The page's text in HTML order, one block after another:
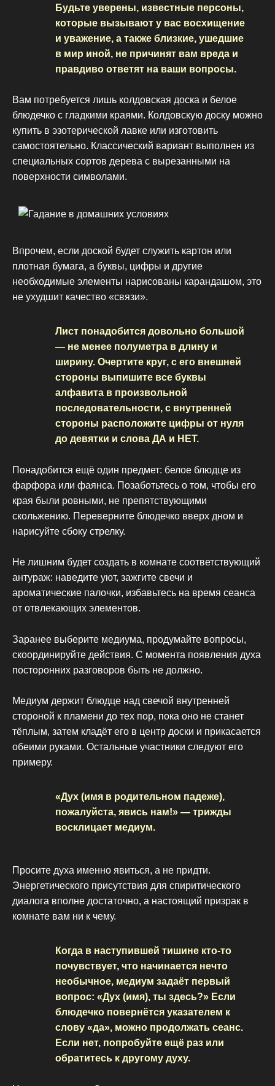
Будьте уверены, известные персоны,
которые вызывают у вас восхищение
и уважение, а также близкие, ушедшие
в мир иной, не причинят вам вреда и
правдиво ответят на ваши вопросы.
Вам потребуется лишь колдовская доска и белое
блюдечко с гладкими краями. Колдовскую доску можно
купить в эзотерической лавке или изготовить
самостоятельно. Классический вариант выполнен из
специальных сортов дерева с вырезанными на
поверхности символами.
Впрочем, если доской будет служить картон или
плотная бумага, а буквы, цифры и другие
необходимые элементы нарисованы карандашом, это
не ухудшит качество «связи».
Лист понадобится довольно большой
— не менее полуметра в длину и
ширину. Очертите круг, с его внешней
стороны выпишите все буквы
алфавита в произвольной
последовательности, с внутренней
стороны расположите цифры от нуля
до девятки и слова ДА и НЕТ.
Понадобится ещё один предмет: белое блюдце из
фарфора или фаянса. Позаботьтесь о том, чтобы его
края были ровными, не препятствующими
скольжению. Переверните блюдечко вверх дном и
нарисуйте сбоку стрелку.
Не лишним будет создать в комнате соответствующий
антураж: наведите уют, зажгите свечи и
ароматические палочки, избавьтесь на время сеанса
от отвлекающих элементов.
Заранее выберите медиума, продумайте вопросы,
скоординируйте действия. С момента появления духа
посторонних разговоров быть не должно.
Медиум держит блюдце над свечой внутренней
стороной к пламени до тех пор, пока оно не станет
тёплым, затем кладёт его в центр доски и прикасается
обеими руками. Остальные участники следуют его
примеру.
«Дух (имя в родительном падеже),
пожалуйста, явись нам!» — трижды
восклицает медиум.
Просите духа именно явиться, а не придти.
Энергетического присутствия для спиритического
диалога вполне достаточно, а настоящий призрак в
комнате вам ни к чему.
Когда в наступившей тишине кто-то
почувствует, что начинается нечто
необычное, медиум задаёт первый
вопрос: «Дух (имя), ты здесь?» Если
блюдечко повернётся указателем к
слову «да», можно продолжать сеанс.
Если нет, попробуйте ещё раз или
обратитесь к другому духу.